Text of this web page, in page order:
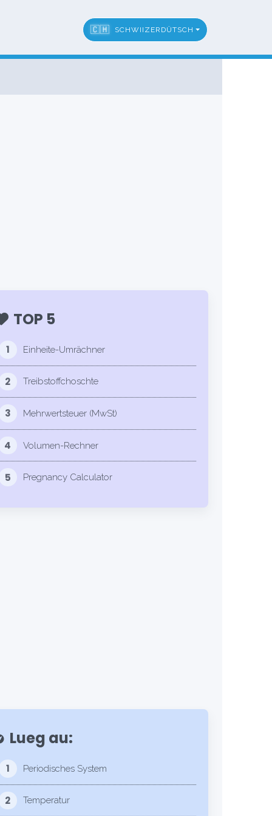
🇨🇭 SCHWIIZERDÜTSCH
TOP 5
1 Einheite-Umrächner
2 Treibstoffchoschte
3 Mehrwertsteuer (MwSt)
4 Volumen-Rechner
5 Pregnancy Calculator
Lueg au:
1 Periodisches System
2 Temperatur